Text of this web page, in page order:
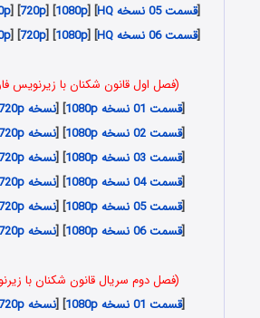
[قسمت 05 نسخه HQ ] [
1080p
] [
720p
] [
[قسمت 06 نسخه HQ ] [
1080p
] [
720p
] [
(فصل اول قانون شکنان با زیرنویس
[قسمت 01 نسخه 1080p ] [نسخه 720p
[قسمت 02 نسخه 1080p ] [نسخه 720p
[قسمت 03 نسخه 1080p ] [نسخه 720p
[قسمت 04 نسخه 1080p ] [نسخه 720p
[قسمت 05 نسخه 1080p ] [نسخه 720p
[قسمت 06 نسخه 1080p ] [نسخه 720p
(فصل دوم سریال قانون شکنان با
[قسمت 01 نسخه 1080p ] [نسخه 720p